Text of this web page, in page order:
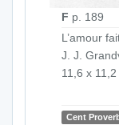
F p. 189
L’amour
J. J.
11,6 x 11,2
Cent